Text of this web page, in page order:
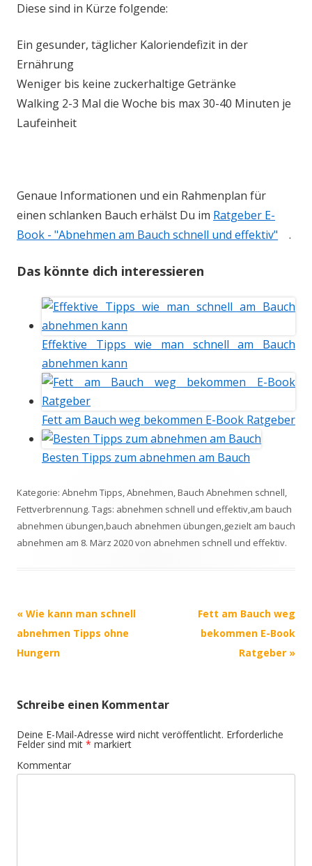
Diese sind in Kürze folgende:
Ein gesunder, täglicher Kaloriendefizit in der
Ernährung
Weniger bis keine zuckerhaltige Getränke
Walking 2-3 Mal die Woche bis max 30-40 Minuten je
Laufeinheit
Genaue Informationen und ein Rahmenplan für
einen schlanken Bauch erhälst Du im Ratgeber E-
Book - "Abnehmen am Bauch schnell und effektiv"
.
Das könnte dich interessieren
Effektive Tipps wie man schnell am Bauch
abnehmen kann
Fett am Bauch weg bekommen E-Book Ratgeber
Besten Tipps zum abnehmen am Bauch
Kategorie: Abnehm Tipps,Abnehmen,Bauch Abnehmen schnell,
Fettverbrennung. Tags: abnehmen schnell und effektiv,am bauch
abnehmen übungen,bauch abnehmen übungen,gezielt am bauch
abnehmen am 8. März 2020von abnehmen schnell und effektiv.
Beitrags-
Navigation
« Wie kann man schnell
abnehmen Tipps ohne
Hungern
Fett am Bauch weg
bekommen E-Book
Ratgeber »
Schreibe einen Kommentar
Deine E-Mail-Adresse wird nicht veröffentlicht. Erforderliche
Felder sind mit * markiert
Kommentar